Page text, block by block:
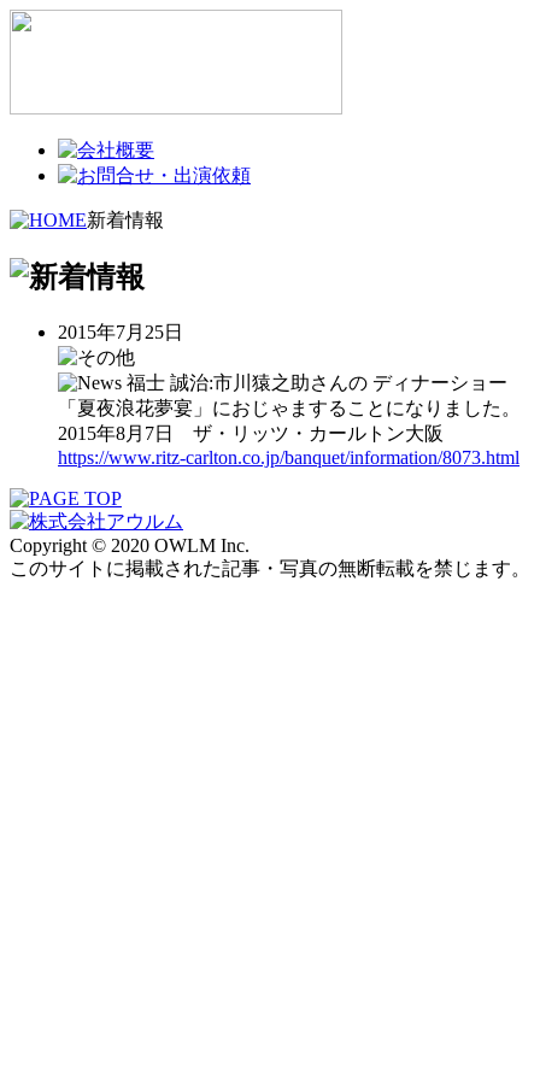
新着情報
2015年7月25日
福士 誠治:市川猿之助さんの ディナーショー
「夏夜浪花夢宴」におじゃますることになりました。
2015年8月7日 ザ・リッツ・カールトン大阪
https://www.ritz-carlton.co.jp/banquet/information/8073.html
Copyright © 2020 OWLM Inc.
このサイトに掲載された記事・写真の無断転載を禁じます。